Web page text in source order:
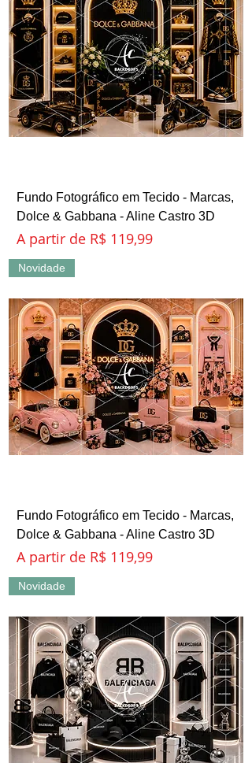
Fundo Fotográfico em Tecido - Marcas,
Dolce & Gabbana - Aline Castro 3D
A partir de R$ 119,99
Preço promocional
Novidade
Fundo Fotográfico em Tecido - Marcas,
Dolce & Gabbana - Aline Castro 3D
A partir de R$ 119,99
Preço promocional
Novidade